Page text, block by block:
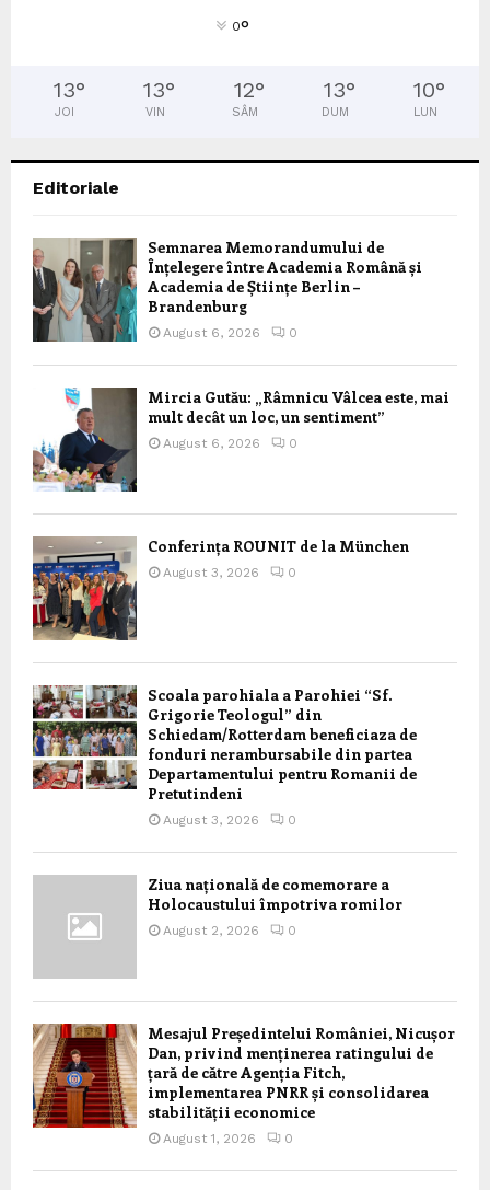
0°
13°
JOI
13°
VIN
12°
SÂM
13°
DUM
10°
LUN
Editoriale
Semnarea Memorandumului de
Înțelegere între Academia Română și
Academia de Științe Berlin –
Brandenburg
August 6, 2026 0
Mircia Gutău: „Râmnicu Vâlcea este, mai
mult decât un loc, un sentiment”
August 6, 2026 0
Conferința ROUNIT de la München
August 3, 2026 0
Scoala parohiala a Parohiei “Sf.
Grigorie Teologul” din
Schiedam/Rotterdam beneficiaza de
fonduri nerambursabile din partea
Departamentului pentru Romanii de
Pretutindeni
August 3, 2026 0
Ziua națională de comemorare a
Holocaustului împotriva romilor
August 2, 2026 0
Mesajul Președintelui României, Nicușor
Dan, privind menținerea ratingului de
țară de către Agenția Fitch,
implementarea PNRR și consolidarea
stabilității economice
August 1, 2026 0